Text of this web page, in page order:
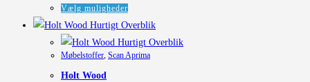
Vælg mulighederDette
vare
har
flere
Hurtigt Overblik
Hurtigt Overblik
Møbelstoffer Scan Aprima
Holt Wood